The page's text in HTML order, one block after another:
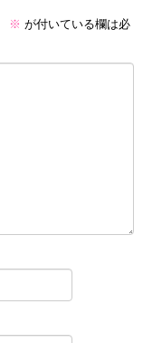
※ が付いている欄は必